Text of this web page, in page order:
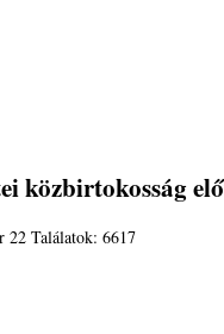
közbirtokosság
22 Találatok: 6617